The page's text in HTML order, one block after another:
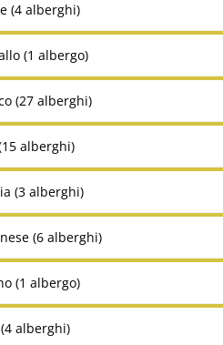
(4 alberghi)
(1 albergo)
(27 alberghi)
alberghi)
(3 alberghi)
(6 alberghi)
(1 albergo)
alberghi)